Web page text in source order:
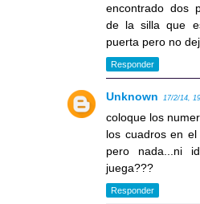
encontrado dos
de la silla que
puerta pero no
Responder
Unknown 17/2/14,
coloque los
los cuadros en el
pero nada...ni
juega???
Responder